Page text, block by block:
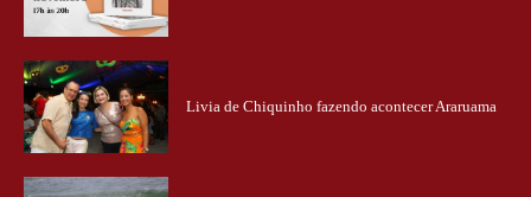
Livia de Chiquinho fazendo acontecer Araruama